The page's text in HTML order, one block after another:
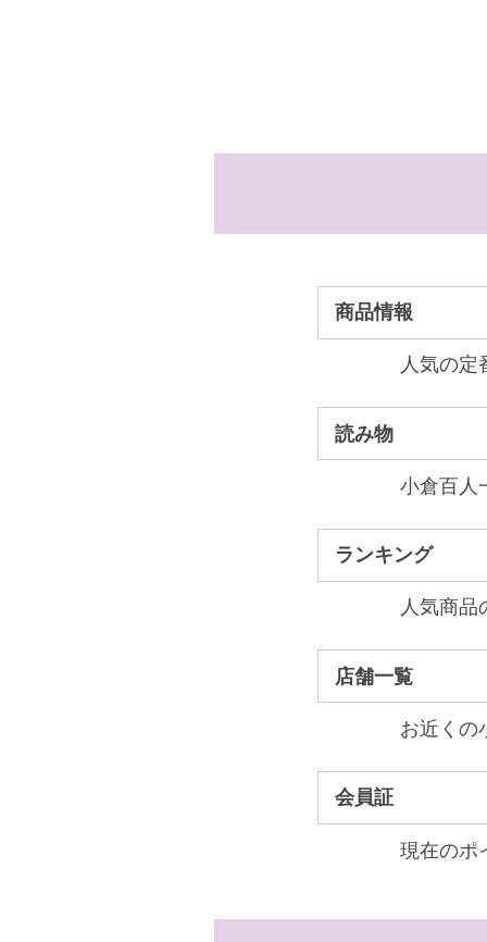
商品情報
人気の定
読み物
小倉百人
ランキング
人気商品
店舗一覧
お近くの
会員証
現在のポ